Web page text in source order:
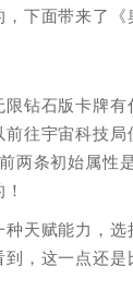
下面带来了
限钻石版卡牌
往宇宙科技
两条初始属性
天赋能力，
，这一点还是